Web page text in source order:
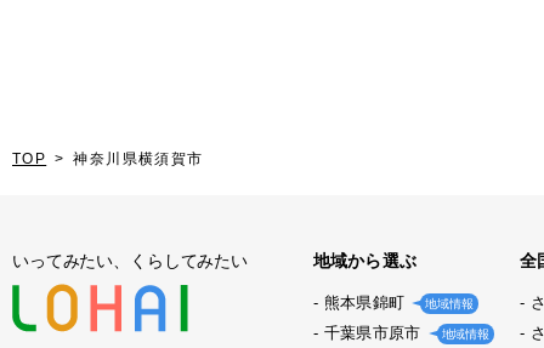
TOP 神奈川県横須賀市
いってみたい、くらしてみたい 地域から選ぶ
熊本県錦町 地域情報
千葉県市原市 地域情報
全